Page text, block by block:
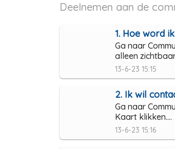
Deelnemen aan de
1. Hoe word
Ga naar
alleen
13-6-23 15:15
2. Ik wil
Ga naar
Kaart klikken....
13-6-23 15:16